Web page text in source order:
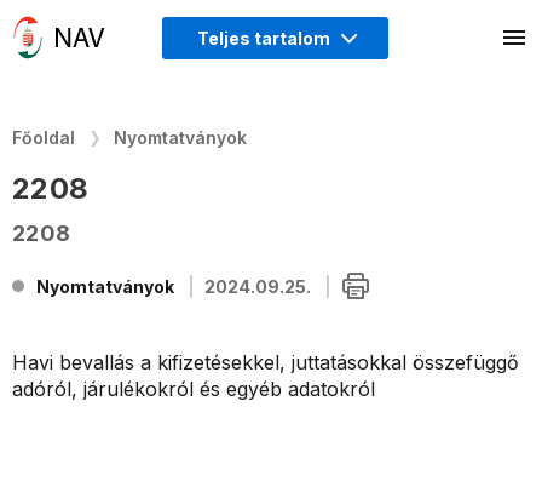
Teljes tartalom
Főoldal Nyomtatványok
2208
2208
Nyomtatványok 2024.09.25.
Havi bevallás a kifizetésekkel, juttatásokkal összefüggő
adóról, járulékokról és egyéb adatokról